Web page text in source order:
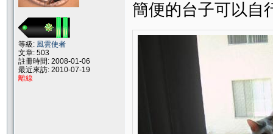
等級: 風雲使者
文章: 503
註冊時間: 2008-01-06
最近來訪: 2010-07-19
離線
簡便的台子可以自